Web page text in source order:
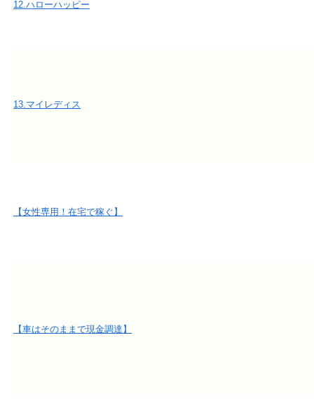
12.ハローハッピー
13.マイレディス
【女性専用！在宅で稼ぐ】
【車はそのままで現金調達】